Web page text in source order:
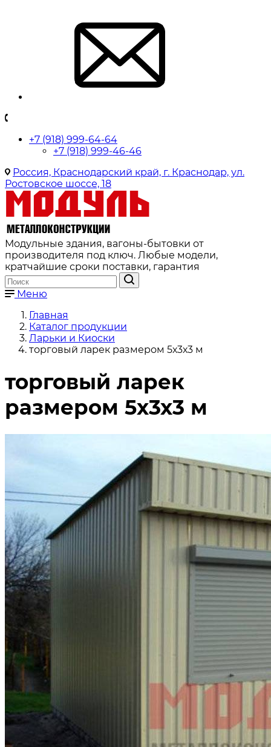
+7 (918) 999-64-64
+7 (918) 999-46-46
Россия, Краснодарский край, г. Краснодар, ул.
Ростовское шоссе, 18
Модульные здания, вагоны-бытовки от
производителя под ключ. Любые модели,
кратчайшие сроки поставки, гарантия
Меню
Главная
Каталог продукции
Ларьки и Киоски
торговый ларек размером 5х3х3 м
торговый ларек
размером 5х3х3 м